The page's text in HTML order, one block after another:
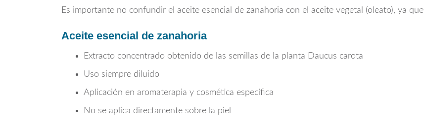
Es importante no confundir el aceite esencial de zanahoria con el aceite vegetal (oleato), ya que
Aceite esencial de zanahoria
Extracto concentrado obtenido de las semillas de la planta Daucus carota
Uso siempre diluido
Aplicación en aromaterapia y cosmética específica
No se aplica directamente sobre la piel